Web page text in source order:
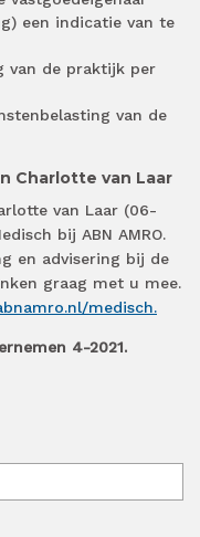
een indicatie van te
van de praktijk per
van de
Charlotte van Laar
van Laar (06-
bij ABN AMRO.
en advisering bij de
graag met u mee.
medisch.
4-2021.